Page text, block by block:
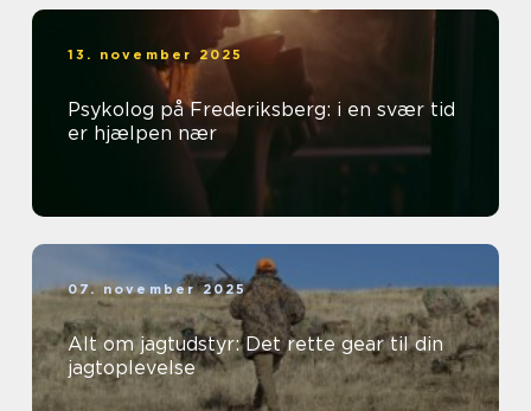
13. november 2025
Psykolog på Frederiksberg: i en svær tid
er hjælpen nær
07. november 2025
Alt om jagtudstyr: Det rette gear til din
jagtoplevelse